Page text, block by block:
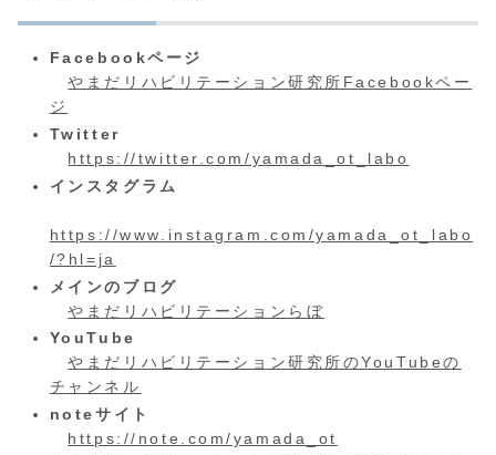
Facebookページ
やまだリハビリテーション研究所Facebookペー
ジ
Twitter
https://twitter.com/yamada_ot_labo
インスタグラム
https://www.instagram.com/yamada_ot_labo
/?hl=ja
メインのブログ
やまだリハビリテーションらぼ
YouTube
やまだリハビリテーション研究所のYouTubeの
チャンネル
noteサイト
https://note.com/yamada_ot